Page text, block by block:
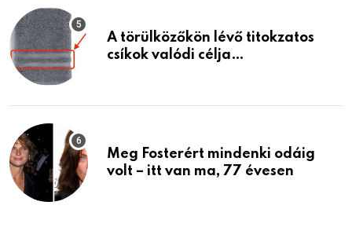
A törülközőkön lévő titokzatos
csíkok valódi célja…
Meg Fosterért mindenki odáig
volt – itt van ma, 77 évesen